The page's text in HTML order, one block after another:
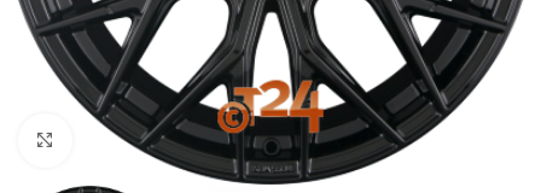
Zum Vergrößern klicken